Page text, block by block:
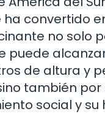
convertido
no solo
puede
de altura y
también por
social y su